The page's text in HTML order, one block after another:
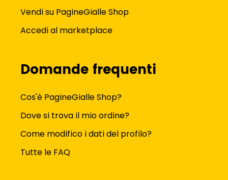
Vendi su PagineGialle Shop
Accedi al marketplace
Domande frequenti
Cos'è PagineGialle Shop?
Dove si trova il mio ordine?
Come modifico i dati del profilo?
Tutte le FAQ